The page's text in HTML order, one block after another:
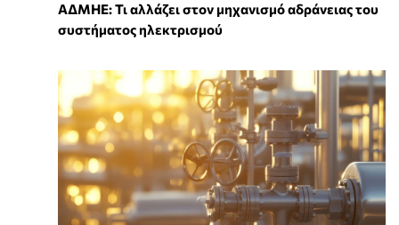
ΑΔΜΗΕ: Τι αλλάζει στον μηχανισμό αδράνειας του
συστήματος ηλεκτρισμού